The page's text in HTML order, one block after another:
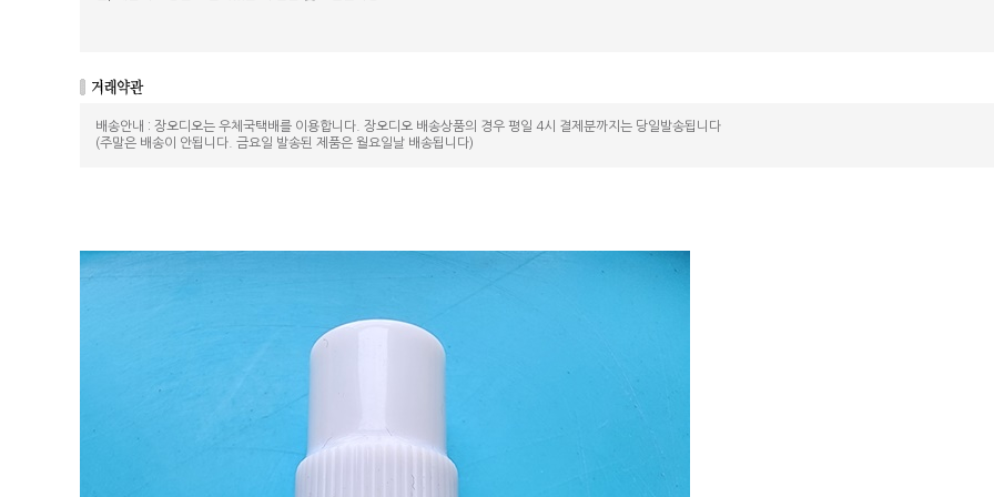
배송안내 : 장오디오는 우체국택배를 이용합니다. 장오디오 배송상품의 경우 평일 4시 결제분까지는 당일발송됩니다
(주말은 배송이 안됩니다. 금요일 발송된 제품은 월요일날 배송됩니다)